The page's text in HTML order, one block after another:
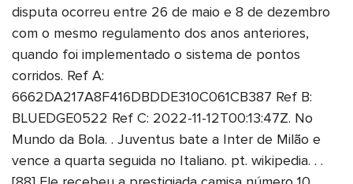
disputa ocorreu entre 26 de maio e 8 de dezembro
com o mesmo regulamento dos anos anteriores,
quando foi implementado o sistema de pontos
corridos. Ref A:
6662DA217A8F416DBDDE310C061CB387 Ref B:
BLUEDGE0522 Ref C: 2022-11-12T00:13:47Z. No
Mundo da Bola. . Juventus bate a Inter de Milão e
vence a quarta seguida no Italiano. pt. wikipedia. . .